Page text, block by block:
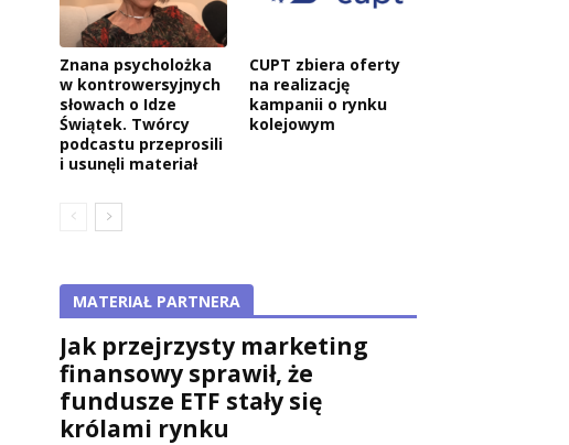
Znana psycholożka
w kontrowersyjnych
słowach o Idze
Świątek. Twórcy
podcastu przeprosili
i usunęli materiał
CUPT zbiera oferty
na realizację
kampanii o rynku
kolejowym
MATERIAŁ PARTNERA
Jak przejrzysty marketing
finansowy sprawił, że
fundusze ETF stały się
królami rynku